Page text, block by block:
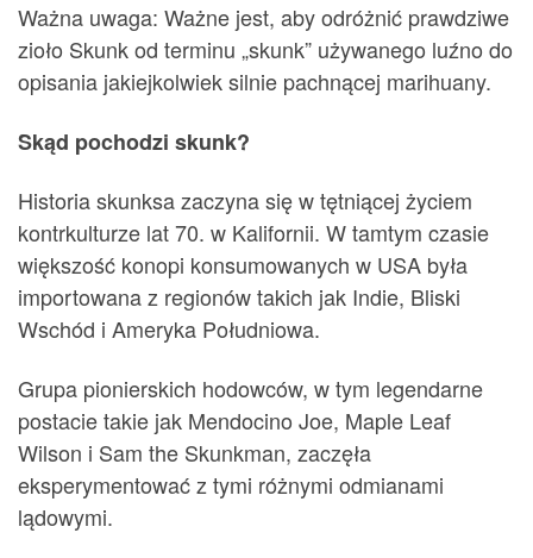
Ważna uwaga: Ważne jest, aby odróżnić prawdziwe
zioło Skunk od terminu „skunk” używanego luźno do
opisania jakiejkolwiek silnie pachnącej marihuany.
Skąd pochodzi skunk?
Historia skunksa zaczyna się w tętniącej życiem
kontrkulturze lat 70. w Kalifornii. W tamtym czasie
większość konopi konsumowanych w USA była
importowana z regionów takich jak Indie, Bliski
Wschód i Ameryka Południowa.
Grupa pionierskich hodowców, w tym legendarne
postacie takie jak Mendocino Joe, Maple Leaf
Wilson i Sam the Skunkman, zaczęła
eksperymentować z tymi różnymi odmianami
lądowymi.